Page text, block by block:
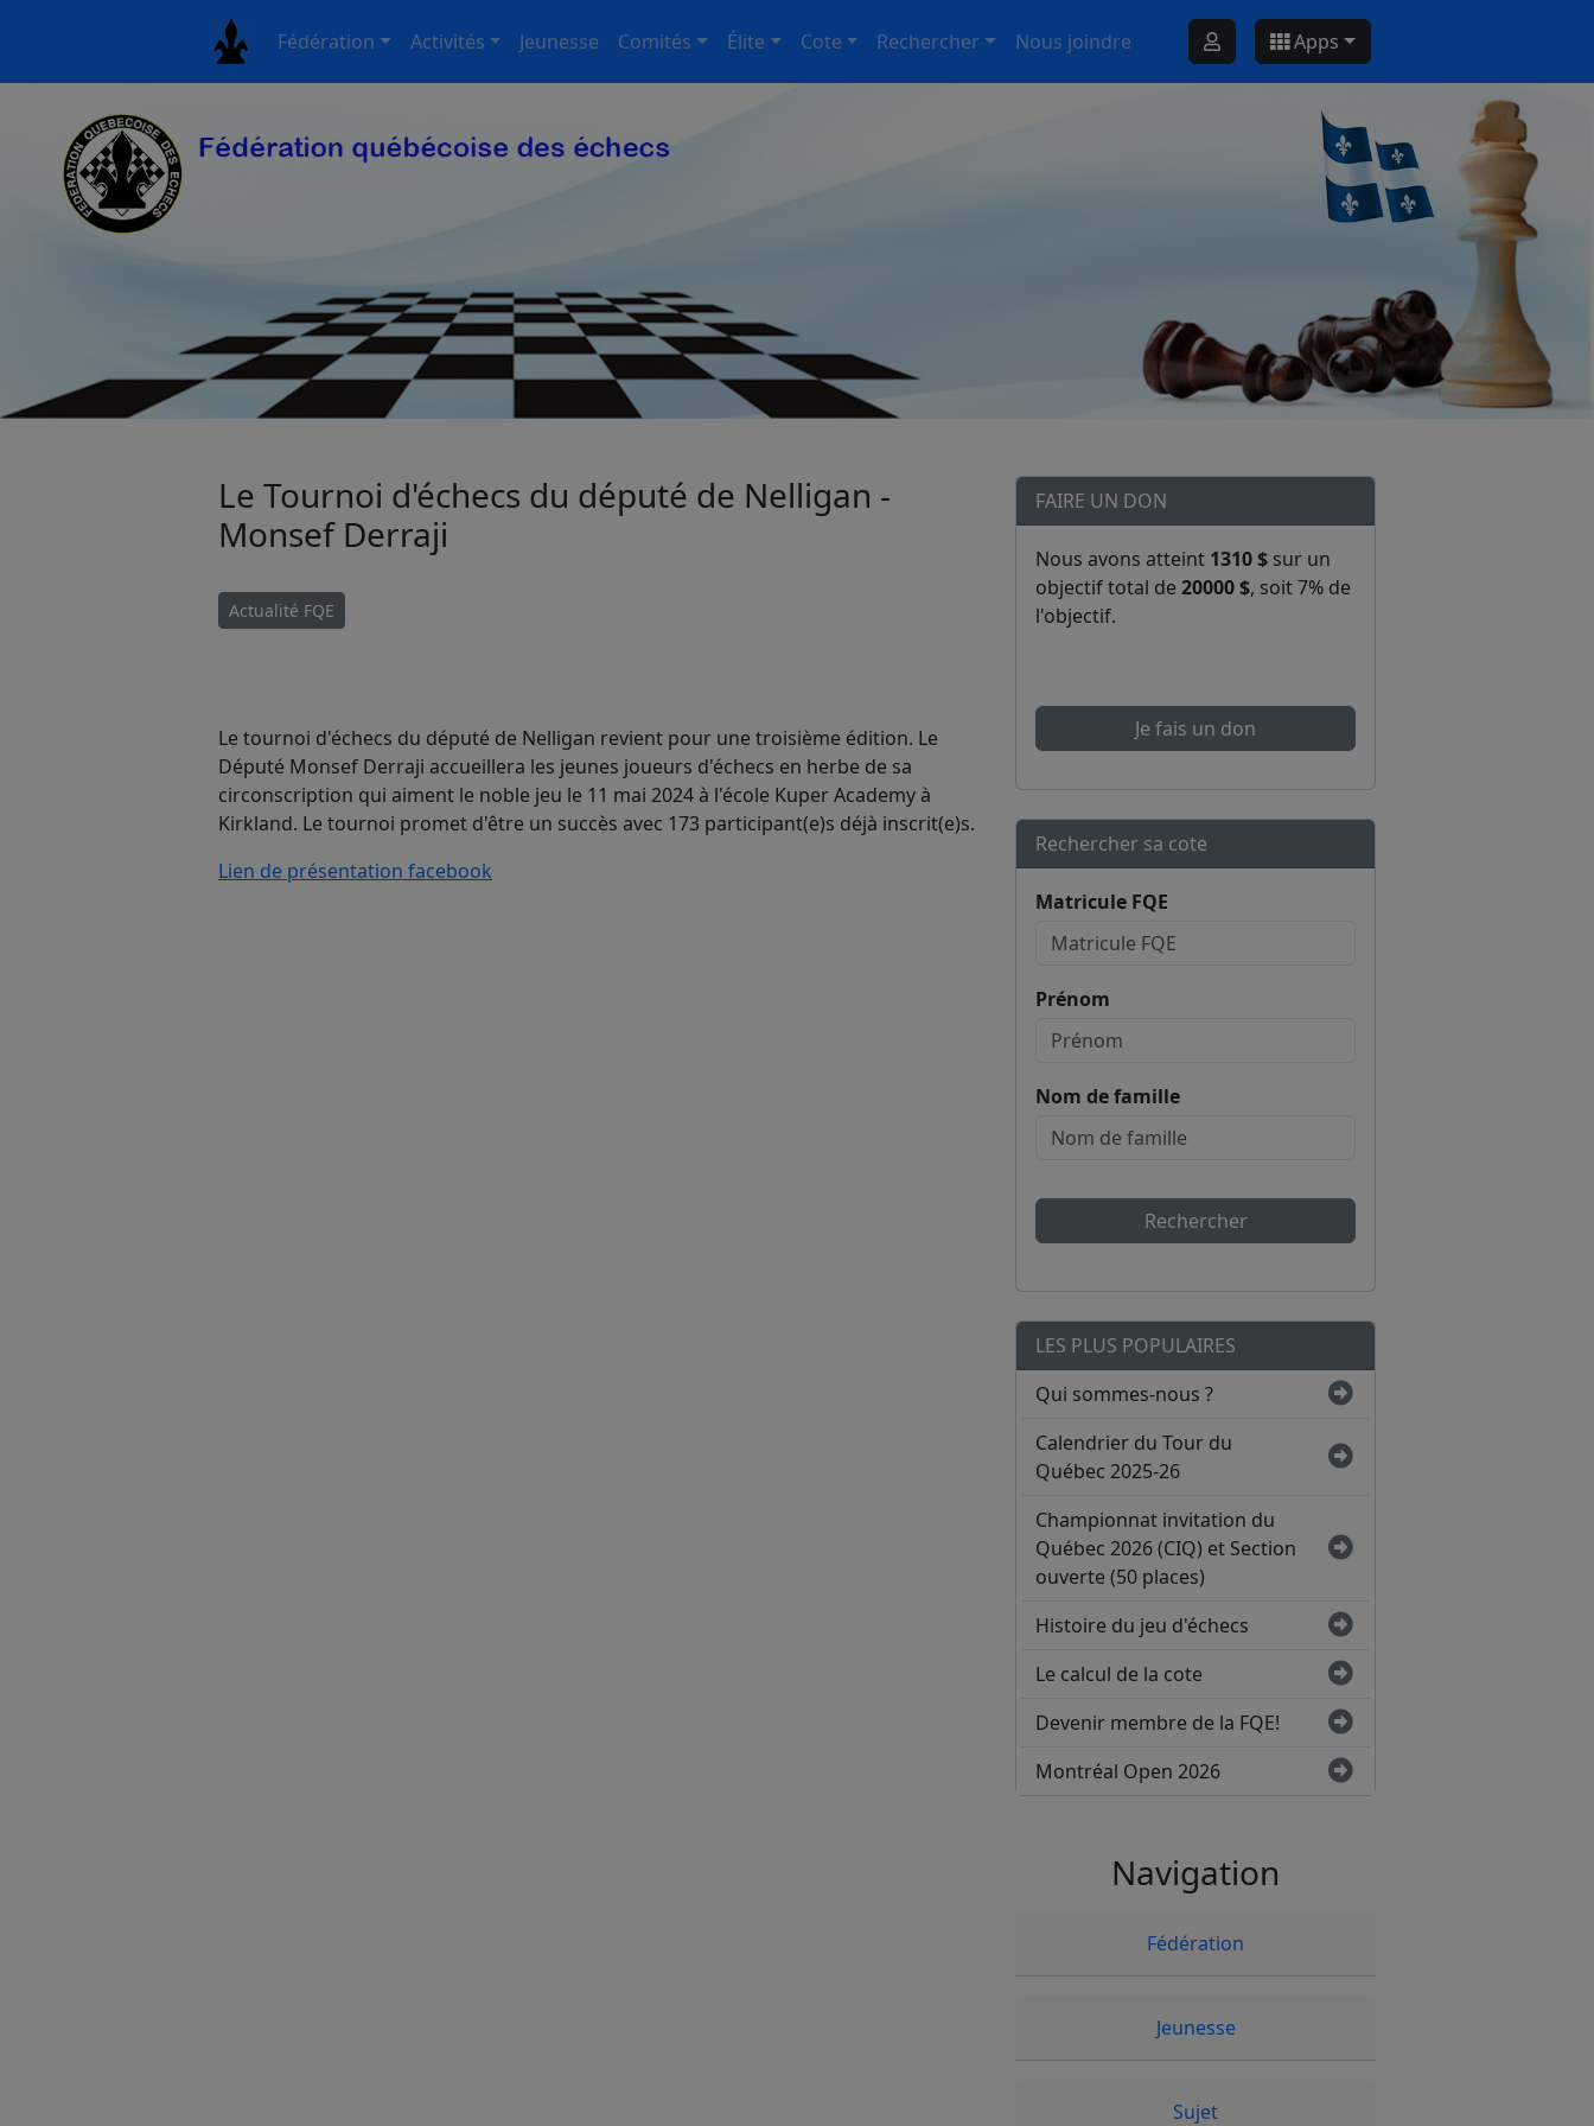
Fédération Activités Jeunesse Comités Élite Cote Rechercher Nous joindre Apps
Le Tournoi d'échecs du député de Nelligan -
Monsef Derraji
Actualité FQE
Le tournoi d'échecs du député de Nelligan revient pour une troisième édition. Le
Député Monsef Derraji accueillera les jeunes joueurs d'échecs en herbe de sa
circonscription qui aiment le noble jeu le 11 mai 2024 à l'école Kuper Academy à
Kirkland. Le tournoi promet d'être un succès avec 173 participant(e)s déjà inscrit(e)s.
Lien de présentation facebook
FAIRE UN DON
Nous avons atteint 1310 $ sur un
objectif total de 20000 $, soit 7% de
l'objectif.
Je fais un don
Rechercher sa cote
Matricule FQE
Prénom
Nom de famille
Rechercher
LES PLUS POPULAIRES
Qui sommes-nous ?
Calendrier du Tour du
Québec 2025-26
Championnat invitation du
Québec 2026 (CIQ) et Section
ouverte (50 places)
Histoire du jeu d'échecs
Le calcul de la cote
Devenir membre de la FQE!
Montréal Open 2026
Navigation
Fédération
Jeunesse
Sujet